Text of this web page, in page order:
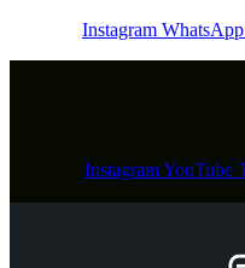
Instagram WhatsApp
InstagramYouTube